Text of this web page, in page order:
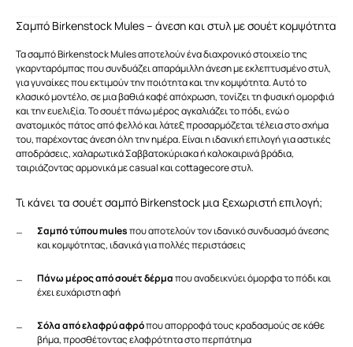
Σαμπό Birkenstock Mules – άνεση και στυλ με σουέτ κομψότητα
Τα σαμπό Birkenstock Mules αποτελούν ένα διαχρονικό στοιχείο της
γκαρνταρόμπας που συνδυάζει απαράμιλλη άνεση με εκλεπτυσμένο στυλ,
για γυναίκες που εκτιμούν την ποιότητα και την κομψότητα. Αυτό το
κλασικό μοντέλο, σε μια βαθιά καφέ απόχρωση, τονίζει τη φυσική ομορφιά
και την ευελιξία. Το σουέτ πάνω μέρος αγκαλιάζει το πόδι, ενώ ο
ανατομικός πάτος από φελλό και λάτεξ προσαρμόζεται τέλεια στο σχήμα
του, παρέχοντας άνεση όλη την ημέρα. Είναι η ιδανική επιλογή για αστικές
αποδράσεις, χαλαρωτικά Σαββατοκύριακα ή καλοκαιρινά βράδια,
ταιριάζοντας αρμονικά με casual και cottagecore στυλ.
Τι κάνει τα σουέτ σαμπό Birkenstock μια ξεχωριστή επιλογή;
Σαμπό τύπου mulesπου αποτελούν τον ιδανικό συνδυασμό άνεσης
και κομψότητας, ιδανικά για πολλές περιστάσεις
Πάνω μέρος από σουέτ δέρμαπου αναδεικνύει όμορφα το πόδι και
έχει ευχάριστη αφή
Σόλα από ελαφρύ αφρόπου απορροφά τους κραδασμούς σε κάθε
βήμα, προσθέτοντας ελαφρότητα στο περπάτημα